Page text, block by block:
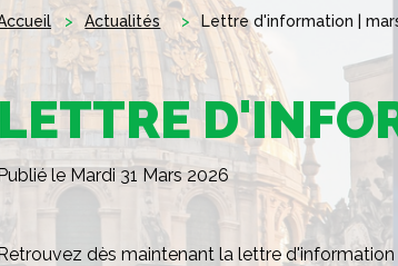
Actualités Lettre d'information |
le Mardi 31 Mars 2026
dès maintenant la lettre d'information